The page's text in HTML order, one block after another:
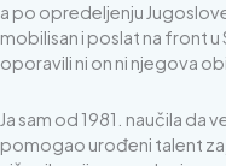
a po opredeljenju
mobilisan i poslat na front u
oporavili ni on ni njegova
Ja sam od 1981. naučila da
pomogao urođeni talent za